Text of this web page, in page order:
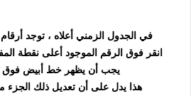
في الجدول الزمني أعلاه ، توجد
انقر فوق الرقم الموجود أعلى نقطة
يجب أن يظهر خط أبيض فوق
هذا يدل على أن تعديل ذلك